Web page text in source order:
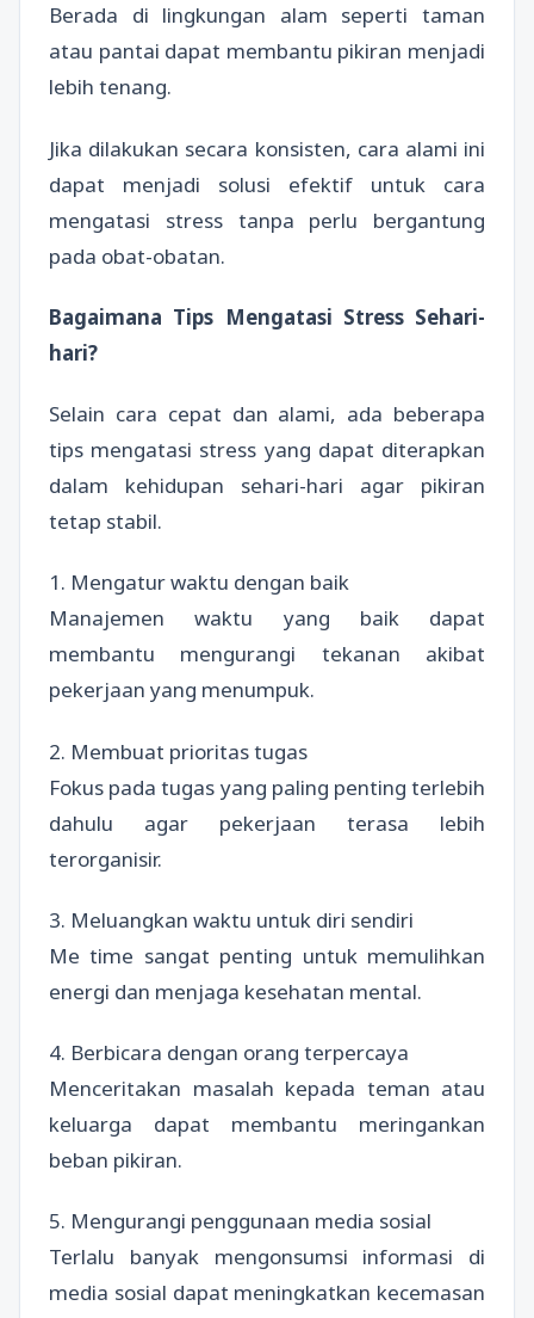
Berada di lingkungan alam seperti taman
atau pantai dapat membantu pikiran menjadi
lebih tenang.
Jika dilakukan secara konsisten, cara alami ini
dapat menjadi solusi efektif untuk cara
mengatasi stress tanpa perlu bergantung
pada obat-obatan.
Bagaimana Tips Mengatasi Stress Sehari-
hari?
Selain cara cepat dan alami, ada beberapa
tips mengatasi stress yang dapat diterapkan
dalam kehidupan sehari-hari agar pikiran
tetap stabil.
1. Mengatur waktu dengan baik
Manajemen waktu yang baik dapat
membantu mengurangi tekanan akibat
pekerjaan yang menumpuk.
2. Membuat prioritas tugas
Fokus pada tugas yang paling penting terlebih
dahulu agar pekerjaan terasa lebih
terorganisir.
3. Meluangkan waktu untuk diri sendiri
Me time sangat penting untuk memulihkan
energi dan menjaga kesehatan mental.
4. Berbicara dengan orang terpercaya
Menceritakan masalah kepada teman atau
keluarga dapat membantu meringankan
beban pikiran.
5. Mengurangi penggunaan media sosial
Terlalu banyak mengonsumsi informasi di
media sosial dapat meningkatkan kecemasan